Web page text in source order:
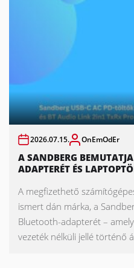
2026.07.15. OnEmOdEr
A SANDBERG
ADAPTERÉT ÉS
A megfizethető
ismert dán márka, a
Bluetooth-adapterét –
vezeték nélküli jellé történő